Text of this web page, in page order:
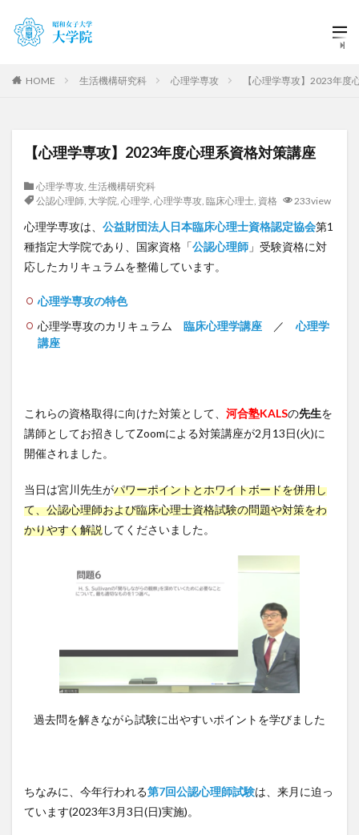
HOME 生活機構研究科 心理学専攻 【心理学専攻】2023年度
【心理学専攻】2023年度心理系資格対策講座
心理学専攻, 生活機構研究科
公認心理師, 大学院, 心理学, 心理学専攻, 臨床心理士, 資格 233view
心理学専攻は、 公益財団法人日本臨床心理士資格認定協会第1
種指定大学院であり、国家資格「公認心理師 」受験資格に対
応したカリキュラムを整備しています。
心理学専攻の特色
心理学専攻のカリキュラム 臨床心理学講座 ／ 心理学
講座
これらの資格取得に向けた対策として、 河合塾KALSの先生を
講師としてお招きしてZoomによる対策講座が2月13日(火)に
開催されました。
当日は宮川先生がパワーポイントとホワイトボードを併用し
て、公認心理師および臨床心理士資格試験の問題や対策をわ
かりやすく解説してくださいました。
過去問を解きながら試験に出やすいポイントを学びました
ちなみに、今年行われる第7回公認心理師試験は、来月に迫っ
ています(2023年3月3日(日)実施)。